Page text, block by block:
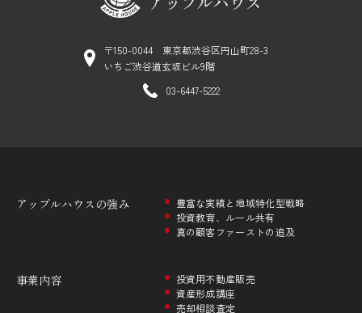
〒150-0044 東京都渋谷区円山町28-3
いちご渋谷道玄坂ビル9階
03-6447-5222
アップルハウスの強み
豊富な実績と地域特化型戦略
投資教育、ルール共有
真の顧客ファーストの追及
事業内容
投資用不動産販売
資産形成講座
売却相談査定